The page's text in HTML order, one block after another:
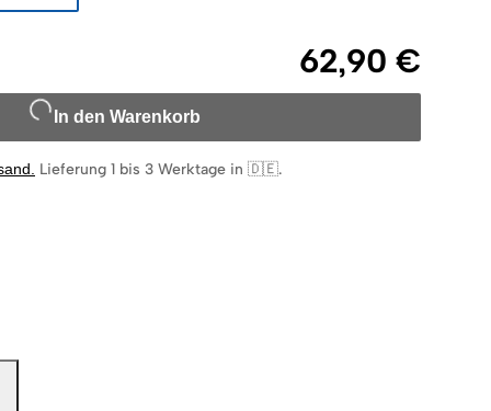
62,90 €
In den Warenkorb
Lieferung 1 bis 3 Werktage in 🇩🇪.